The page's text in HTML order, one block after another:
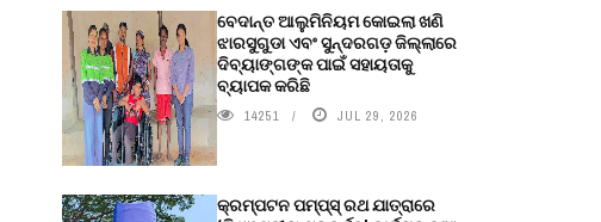
ବେଦାନ୍ତ ଆଲୁମିନିୟମ କୋଇଲା ଖଣି
ଝାରସୁଗୁଡା ଏବଂ ସୁନ୍ଦରଗଡ଼ ଜିଲ୍ଲାରେ
ଦିବ୍ୟାଙ୍ଗଙ୍କ ପାଇଁ ସହାୟତାକୁ
ବ୍ୟାପକ କରିଛି
14251 JUL 29, 2026
କ୍ରମ୍ପଟନ ପମ୍ପ୍‌ସ୍‌ ରଥ ଯାତ୍ରାରେ